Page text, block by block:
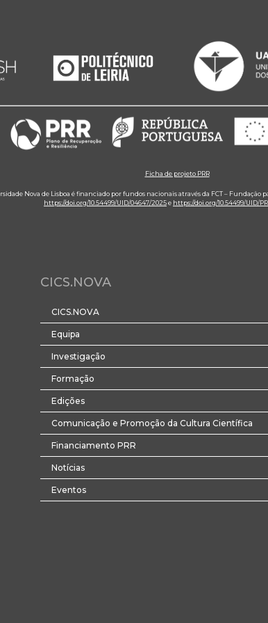
Ficha de projeto PRR
Nova de Lisboa é financiado por fundos nacionais através da FCT – Fundação
https://doi.org/10.54499/UID/04647/2025e https://doi.org/10.54499/UID/
CICS.NOVA
CICS.NOVA
Equipa
Investigação
Formação
Edições
Comunicação e Promoção da Cultura Científica
Financiamento PRR
Notícias
Eventos